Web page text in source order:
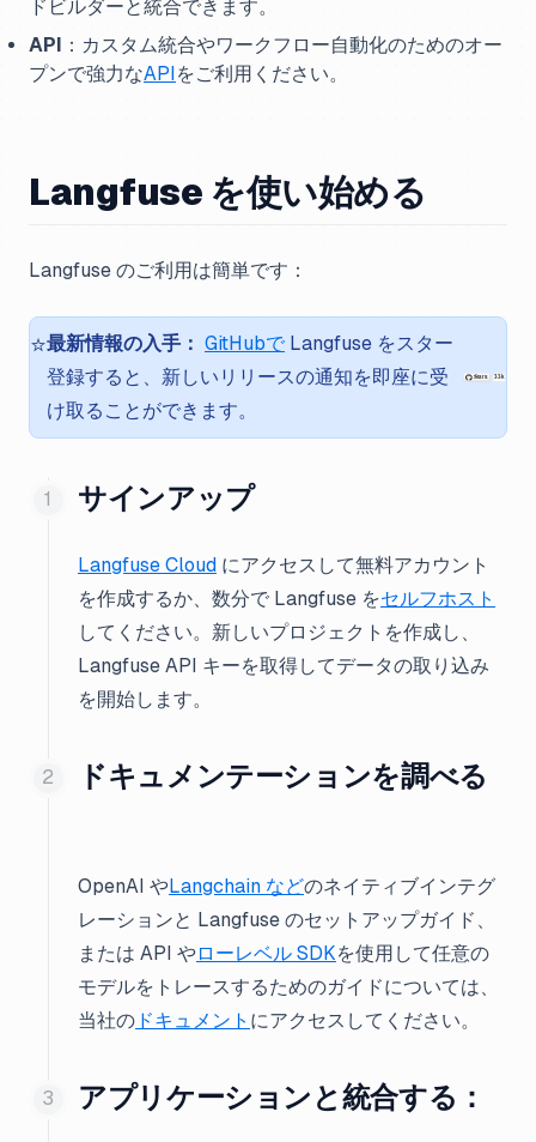
ドビルダーと統合できます。
API ：カスタム統合やワークフロー自動化のためのオー
プンで強力なAPIをご利用ください。
Langfuse を使い始める
Langfuse のご利用は簡単です：
⭐️最新情報の入手： GitHubで Langfuse をスター
登録すると、新しいリリースの通知を即座に受
け取ることができます。
サインアップ
Langfuse Cloud にアクセスして無料アカウント
を作成するか、数分で Langfuse をセルフホスト
してください。新しいプロジェクトを作成し、
Langfuse API キーを取得してデータの取り込み
を開始します。
ドキュメンテーションを調べる
OpenAI やLangchain などのネイティブインテグ
レーションと Langfuse のセットアップガイド、
または API やローレベル SDKを使用して任意の
モデルをトレースするためのガイドについては、
当社の ドキュメント にアクセスしてください。
アプリケーションと統合する：